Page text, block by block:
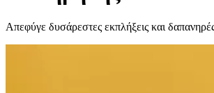
Aπεφύγε δυσάρεστες εκπλήξεις και